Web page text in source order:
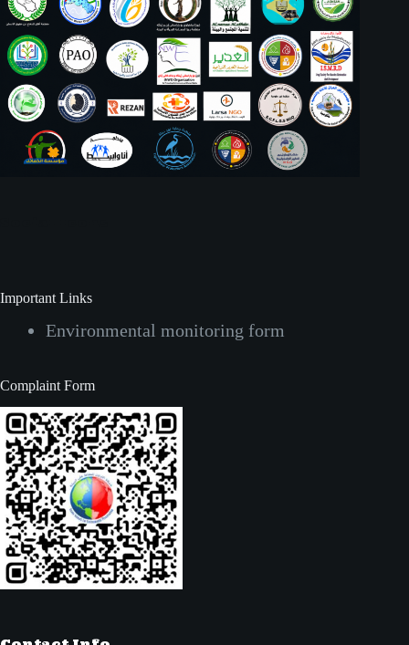
Important Links
Environmental monitoring form
Complaint Form